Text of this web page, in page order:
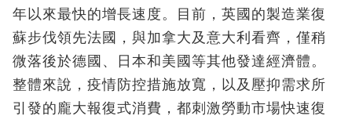
年以來最快的增長速度。目前，英國的製造業復
蘇步伐領先法國，與加拿大及意大利看齊，僅稍
微落後於德國、日本和美國等其他發達經濟體。
整體來說，疫情防控措施放寬，以及壓抑需求所
引發的龐大報復式消費，都刺激勞動市場快速復